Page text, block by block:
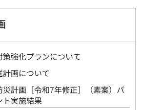
強化プランについて
画について
計画［令和7年修正］（素案）パ
ト実施結果